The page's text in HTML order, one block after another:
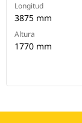
Longitud
3875 mm
Altura
1770 mm